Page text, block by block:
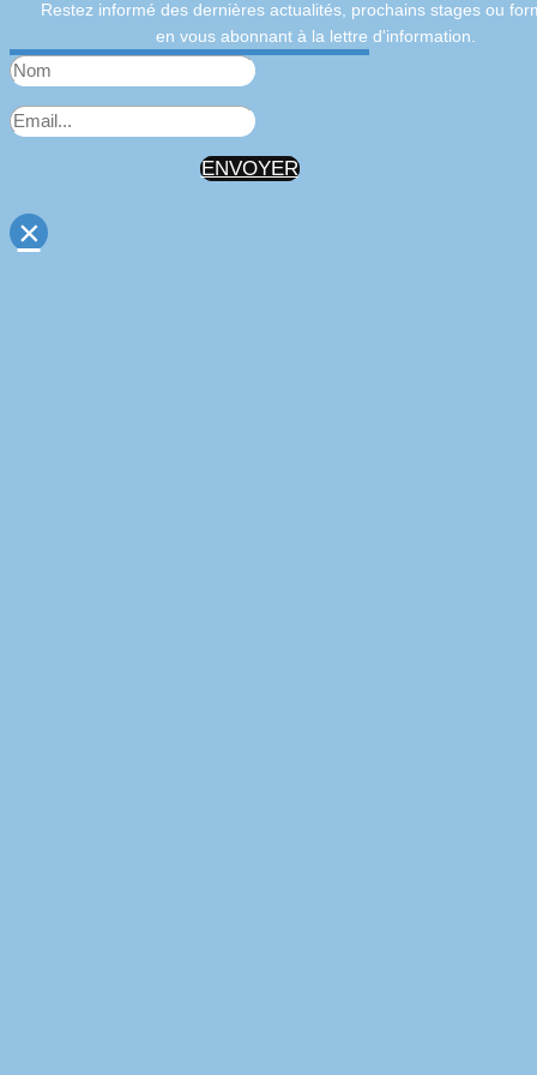
Restez informé des dernières actualités, prochains stages ou
en vous abonnant à la lettre d'information.
ENVOYER
×